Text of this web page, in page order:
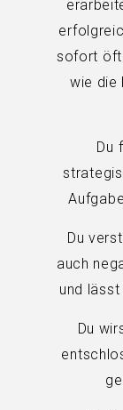
sofort
wie die
Du
Du
auch
und
Du